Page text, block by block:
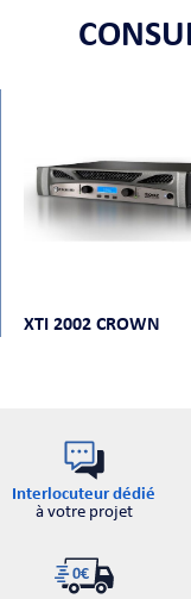
XTI 2002 CROWN
Interlocuteur dédié
à votre projet